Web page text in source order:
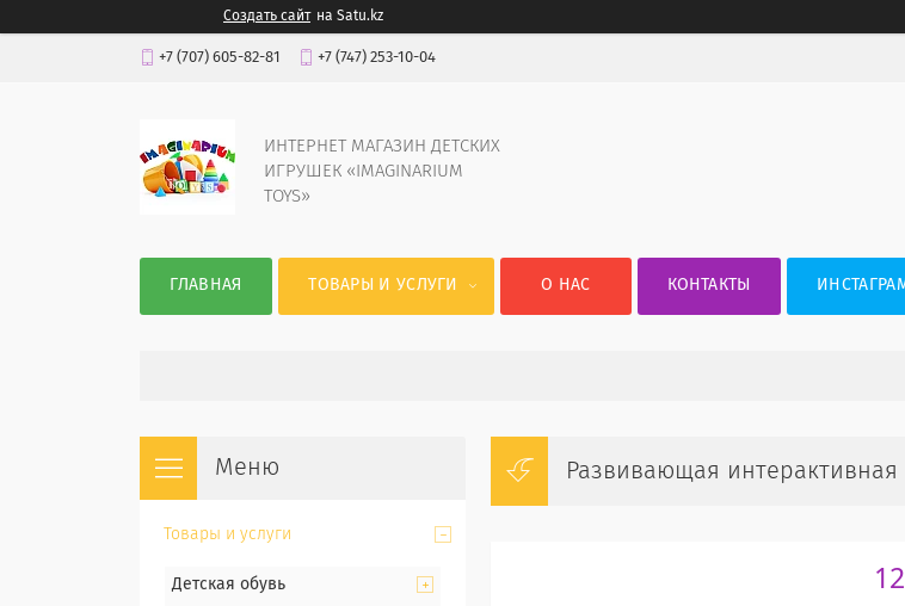
Создать сайт на Satu.kz
+7 (707) 605-82-81 +7 (747) 253-10-04
ИНТЕРНЕТ МАГАЗИН ДЕТСКИХ
ИГРУШЕК «IMAGINARIUM
TOYS»
ГЛАВНАЯ ТОВАРЫ И УСЛУГИ О НАС КОНТАКТЫ
Развивающая интерактивная
Товары и услуги
Детская обувь